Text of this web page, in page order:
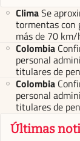
ClimaSe
tormentas con
más de 70 km/
Colombia
personal
titulares de
Colombia
personal
titulares de
Últimas